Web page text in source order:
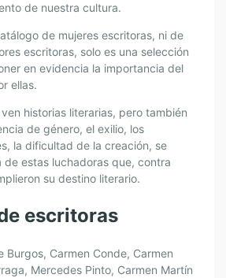
de nuestra cultura.
de mujeres escritoras, ni de
escritoras, solo es una selección
en evidencia la importancia del
ellas.
historias literarias, pero también
de género, el exilio, los
la dificultad de la creación, se
de estas luchadoras que, contra
su destino literario.
escritoras
Burgos, Carmen Conde, Carmen
Mercedes Pinto, Carmen Martín